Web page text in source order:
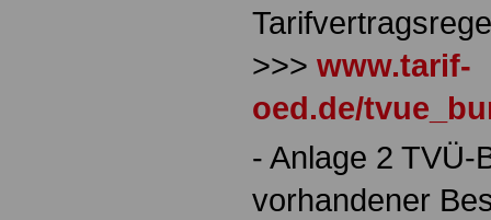
>>> www.tarif-
oed.de/
- Anlage 2 TVÜ-
vorhandener